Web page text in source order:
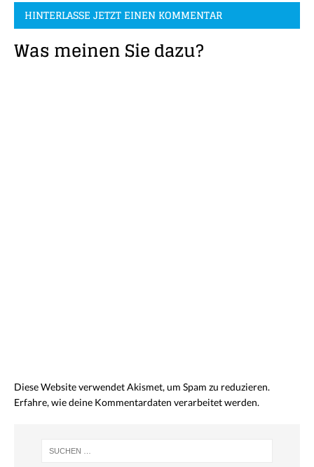
HINTERLASSE JETZT EINEN KOMMENTAR
Was meinen Sie dazu?
Diese Website verwendet Akismet, um Spam zu reduzieren.
Erfahre, wie deine Kommentardaten verarbeitet werden.